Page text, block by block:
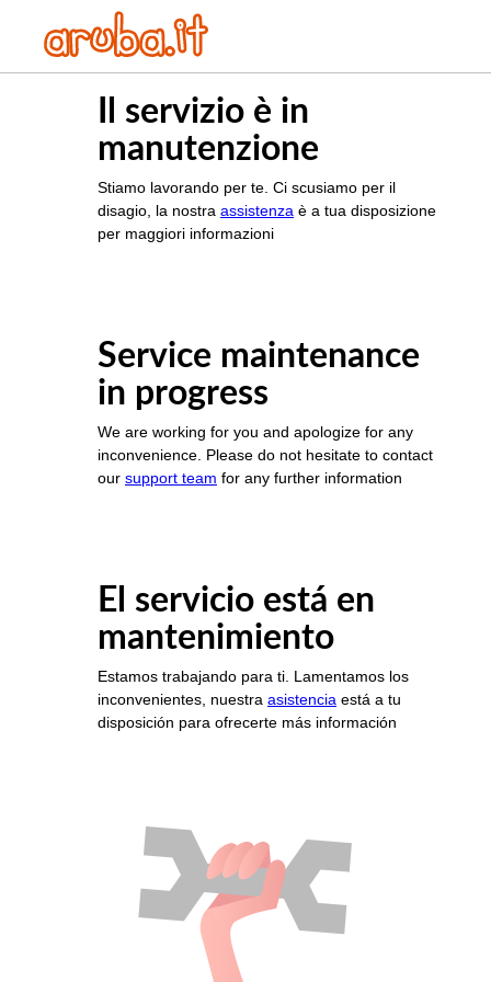
Il servizio è in
manutenzione
Stiamo lavorando per te. Ci scusiamo per il
disagio, la nostra assistenza è a tua disposizione
per maggiori informazioni
Service maintenance
in progress
We are working for you and apologize for any
inconvenience. Please do not hesitate to contact
our support team for any further information
El servicio está en
mantenimiento
Estamos trabajando para ti. Lamentamos los
inconvenientes, nuestra asistencia está a tu
disposición para ofrecerte más información